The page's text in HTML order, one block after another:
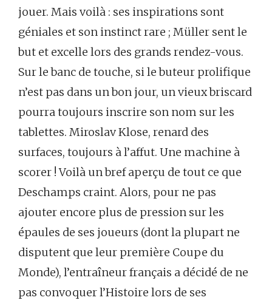
jouer. Mais voilà : ses inspirations sont
géniales et son instinct rare ; Müller sent le
but et excelle lors des grands rendez-vous.
Sur le banc de touche, si le buteur prolifique
n’est pas dans un bon jour, un vieux briscard
pourra toujours inscrire son nom sur les
tablettes. Miroslav Klose, renard des
surfaces, toujours à l’affut. Une machine à
scorer ! Voilà un bref aperçu de tout ce que
Deschamps craint. Alors, pour ne pas
ajouter encore plus de pression sur les
épaules de ses joueurs (dont la plupart ne
disputent que leur première Coupe du
Monde), l’entraîneur français a décidé de ne
pas convoquer l’Histoire lors de ses